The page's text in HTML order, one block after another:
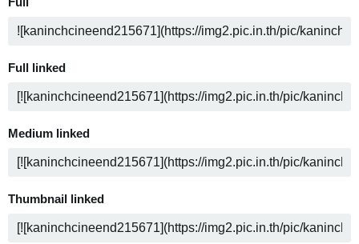
Full linked
Medium linked
Thumbnail linked